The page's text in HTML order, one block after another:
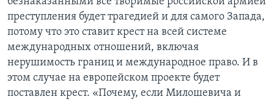
преступления будет трагедией и для самого Запада,
потому что это ставит крест на всей системе
международных отношений, включая
нерушимость границ и международное право. И в
этом случае на европейском проекте будет
поставлен крест. «Почему, если Милошевича и